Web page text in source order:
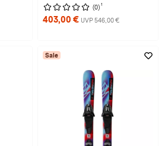
(0) 1
403,00 € UVP 546,00 €
Sale